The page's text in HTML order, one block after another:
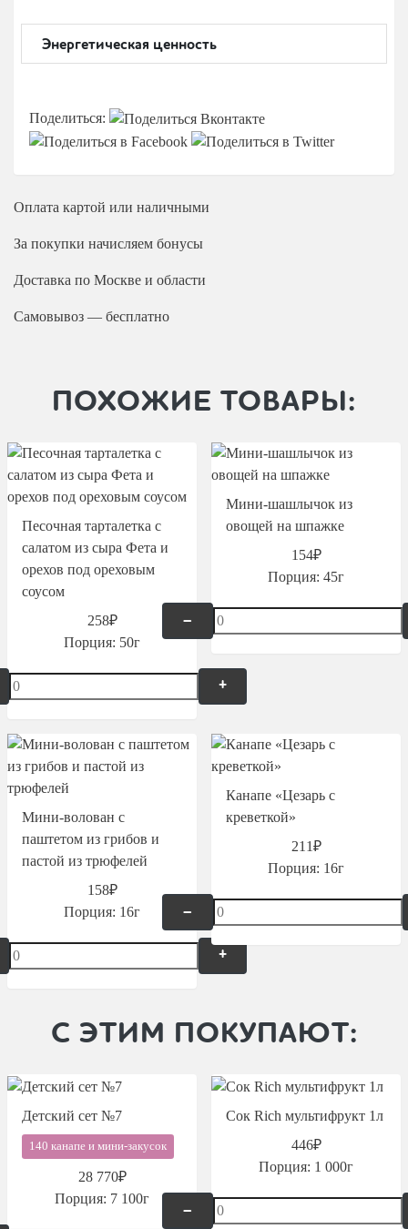
Энергетическая ценность
Поделиться:
Оплата картой или наличными
За покупки начисляем бонусы
Доставка по Москве и области
Самовывоз — бесплатно
ПОХОЖИЕ ТОВАРЫ:
Песочная тарталетка с
салатом из сыра Фета и
орехов под ореховым
соусом
258₽
Порция: 50г
+
Мини-шашлычок из
овощей на шпажке
154₽
Порция: 45г
–
Мини-волован с
паштетом из грибов и
пастой из трюфелей
158₽
Порция: 16г
+
Канапе «Цезарь с
креветкой»
211₽
Порция: 16г
–
С ЭТИМ ПОКУПАЮТ:
Детский сет №7
140 канапе и мини-закусок
28 770₽
Порция: 7 100г
Сок Rich мультифрукт 1л
446₽
Порция: 1 000г
–